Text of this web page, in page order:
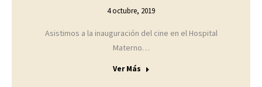
4 octubre, 2019
Asistimos a la inauguración del cine en el Hospital
Materno…
Ver Más